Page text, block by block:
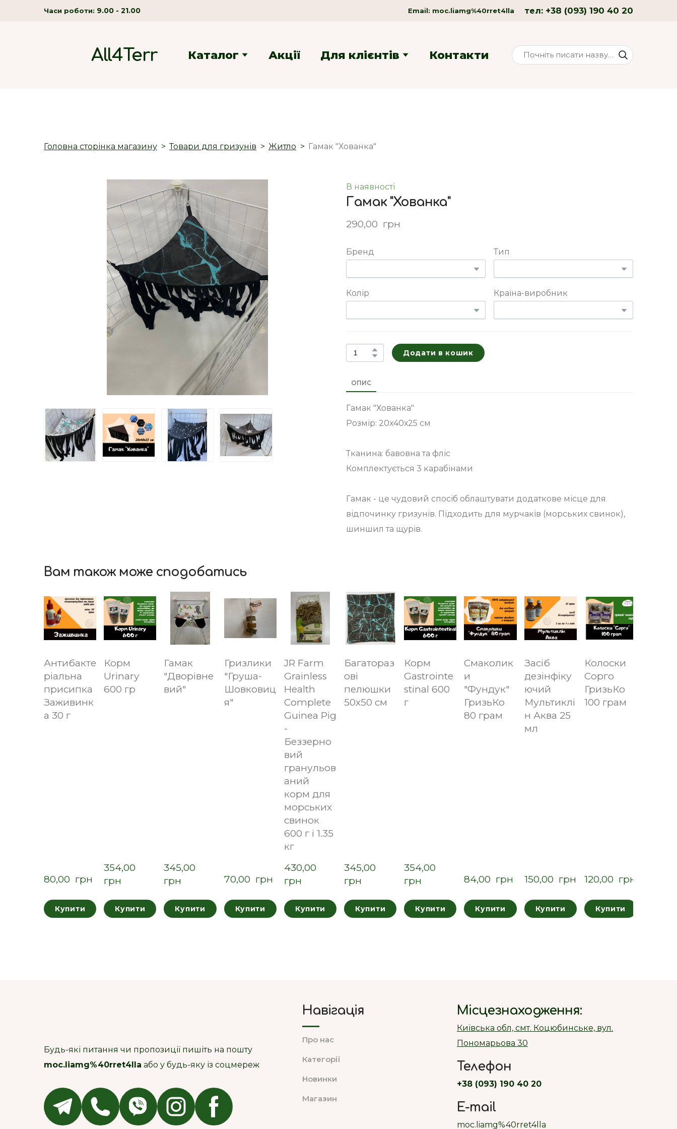
Часи роботи: 9.00 - 21.00 Email: moc.liamg%40rret4lla тел: +38 (093) 190 40 20
All4Terr Каталог Акції Для клієнтів Контакти
Головна сторінка магазину Товари для гризунів Житло Гамак "Хованка"
В наявності
Гамак "Хованка"
290,00  грн
Бренд Тип
Колір Країна-виробник
Додати в кошик
ОПИС
Гамак "Хованка"
Розмір: 20х40х25 см
Тканина: бавовна та фліс
Комплектується 3 карабінами
Гамак - це чудовий спосіб облаштувати додаткове місце для
відпочинку гризунів. Підходить для мурчаків (морських свинок),
шиншил та щурів.
Вам також може сподобатись
Антибакте
ріальна
присипка
Заживинк
а 30 г
80,00  грн
Купити
Корм
Urinary
600 гр
354,00
грн
Купити
Гамак
"Дворівне
вий"
345,00
грн
Купити
Гризлики
"Груша-
Шовковиц
я"
70,00  грн
Купити
JR Farm
Grainless
Health
Complete
Guinea Pig
-
Беззерно
вий
гранульов
аний
корм для
морських
свинок
600 г і 1.35
кг
430,00
грн
Купити
Багатораз
ові
пелюшки
50х50 см
345,00
грн
Купити
Корм
Gastrointe
stinal 600
г
354,00
грн
Купити
Смаколик
и
"Фундук"
ГризьКо
80 грам
84,00  грн
Купити
Засіб
дезінфіку
ючий
Мультиклі
н Аква 25
мл
150,00  грн
Купити
Колоски
Сорго
ГризьКо
100 грам
120,00  грн
Купити
Будь-які питання чи пропозиції пишіть на пошту
moc.liamg%40rret4lla або у будь-яку із соцмереж
Навігація
Про нас
Категорії
Новинки
Магазин
Місцезнаходження:
Київська обл, смт. Коцюбинське, вул.
Пономарьова 30
Телефон
+38 (093) 190 40 20
E-mail
moc.liamg%40rret4lla